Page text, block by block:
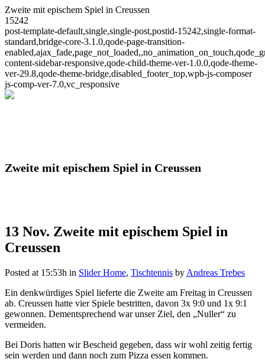
Zweite mit epischem Spiel in Creussen
15242
post-template-default,single,single-post,postid-15242,single-format-
standard,bridge-core-3.1.0,qode-page-transition-
content-sidebar-responsive,qode-child-theme-ver-1.0.0,qode-theme-
ver-29.8,qode-theme-bridge,disabled_footer_top,wpb-js-composer
js-comp-ver-7.0,vc_responsive
Zweite mit epischem Spiel in Creussen
13 Nov. Zweite mit epischem Spiel in
Creussen
Posted at 15:53h in Slider Home, Tischtennis by Andreas Trebes
Ein denkwürdiges Spiel lieferte die Zweite am Freitag in Creussen
ab. Creussen hatte vier Spiele bestritten, davon 3x 9:0 und 1x 9:1
gewonnen. Dementsprechend war unser Ziel, den „Nuller“ zu
vermeiden.
Bei Doris hatten wir Bescheid gegeben, dass wir wohl zeitig fertig
sein werden und dann noch zum Pizza essen kommen.